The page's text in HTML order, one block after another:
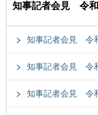
知事記者会見 令和
知事記者会見 令
知事記者会見 令
知事記者会見 令